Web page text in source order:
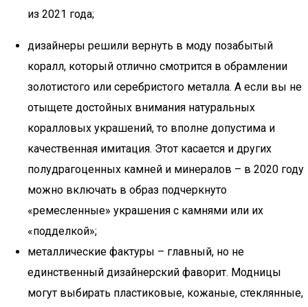
из 2021 года;
дизайнеры решили вернуть в моду позабытый
коралл, который отлично смотрится в обрамлении
золотистого или серебристого металла. А если вы не
отыщете достойных внимания натуральных
коралловых украшений, то вполне допустима и
качественная имитация. Этот касается и других
полудрагоценных камней и минералов – в 2020 году
можно включать в образ подчеркнуто
«ремесленные» украшения с камнями или их
«подделкой»;
металлические фактуры – главный, но не
единственный дизайнерский фаворит. Модницы
могут выбирать пластиковые, кожаные, стеклянные,